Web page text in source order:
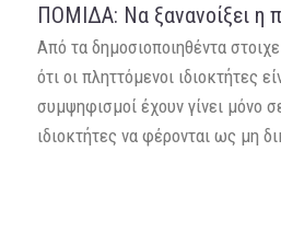
ΠΟΜΙΔΑ: Να ξανανοίξει η
Από τα δημοσιοποιηθέντα
ότι οι πληττόμενοι ιδιοκτήτες
συμψηφισμοί έχουν γίνει μόνο
ιδιοκτήτες να φέρονται ως μη